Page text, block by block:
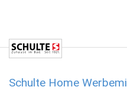
Schulte Home